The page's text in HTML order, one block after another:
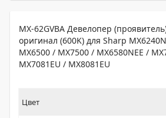
MX-62GVBA Девелопер
оригинал (600K) для Sharp
MX6500 / MX7500 / MX6580NEE /
MX7081EU / MX8081EU
Цвет